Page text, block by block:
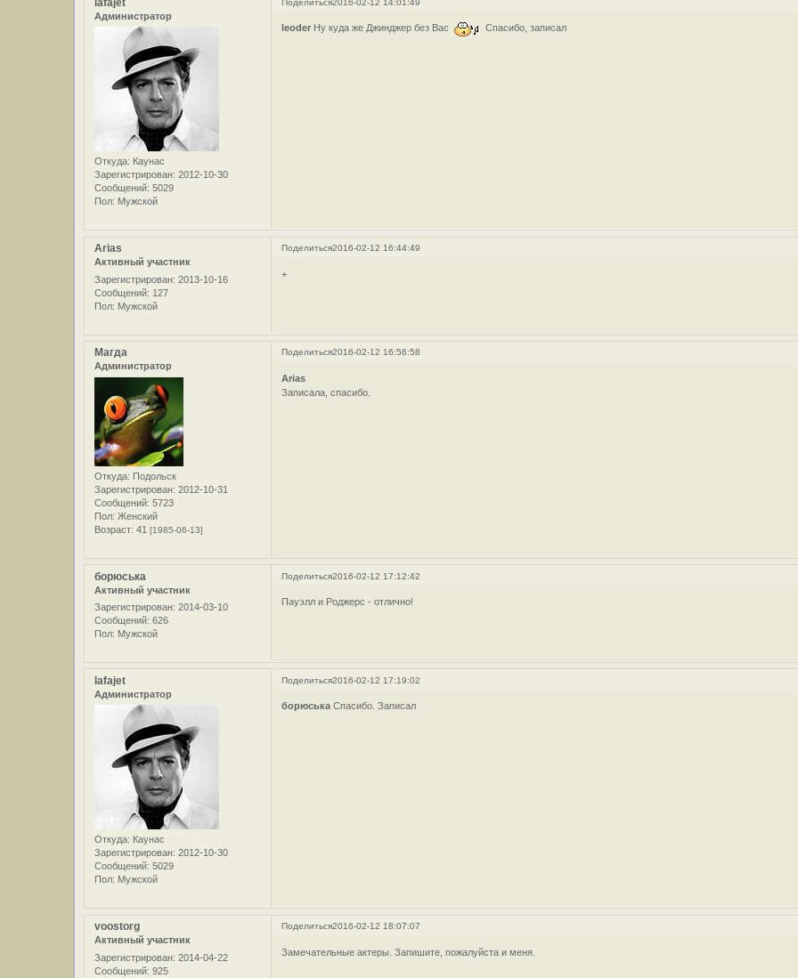
Поделиться2016-02-12 14:01:49
lafajet
Администратор
Откуда: Каунас
Зарегистрирован: 2012-10-30
Сообщений: 5029
Пол: Мужской
leoder Ну куда же Джинджер без Вас Спасибо, записал
Поделиться2016-02-12 16:44:49
Arias
Активный участник
Зарегистрирован: 2013-10-16
Сообщений: 127
Пол: Мужской
+
Поделиться2016-02-12 16:56:58
Магда
Администратор
Откуда: Подольск
Зарегистрирован: 2012-10-31
Сообщений: 5723
Пол: Женский
Возраст: 41[1985-06-13]
Arias
Записала, спасибо.
Поделиться2016-02-12 17:12:42
борюська
Активный участник
Зарегистрирован: 2014-03-10
Сообщений: 626
Пол: Мужской
Пауэлл и Роджерс - отлично!
Поделиться2016-02-12 17:19:02
lafajet
Администратор
Откуда: Каунас
Зарегистрирован: 2012-10-30
Сообщений: 5029
Пол: Мужской
борюська Спасибо. Записал
Поделиться2016-02-12 18:07:07
voostorg
Активный участник
Зарегистрирован: 2014-04-22
Сообщений: 925
Замечательные актеры. Запишите, пожалуйста и меня.